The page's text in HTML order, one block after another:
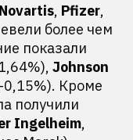
Novartis, Pfizer,
более чем
показали
Johnson
0,15%). Кроме
получили
Ingelheim,